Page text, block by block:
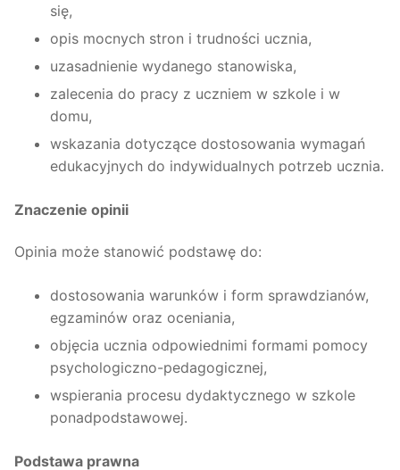
się,
opis mocnych stron i trudności ucznia,
uzasadnienie wydanego stanowiska,
zalecenia do pracy z uczniem w szkole i w
domu,
wskazania dotyczące dostosowania wymagań
edukacyjnych do indywidualnych potrzeb ucznia.
Znaczenie opinii
Opinia może stanowić podstawę do:
dostosowania warunków i form sprawdzianów,
egzaminów oraz oceniania,
objęcia ucznia odpowiednimi formami pomocy
psychologiczno-pedagogicznej,
wspierania procesu dydaktycznego w szkole
ponadpodstawowej.
Podstawa prawna